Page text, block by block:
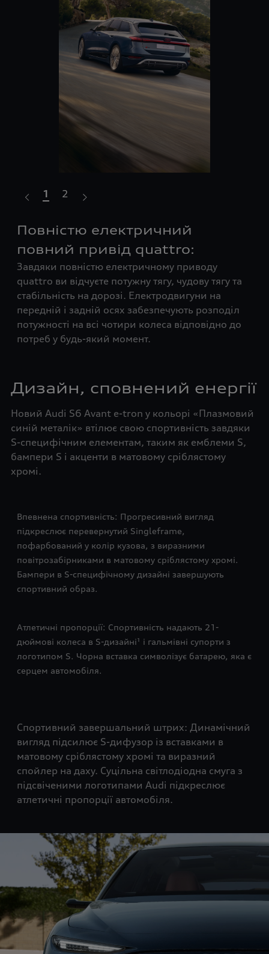
Повністю електричний
повний привід quattro:
Завдяки повністю електричному приводу
quattro ви відчуєте потужну тягу, чудову тягу та
стабільність на дорозі. Електродвигуни на
передній і задній осях забезпечують розподіл
потужності на всі чотири колеса відповідно до
потреб у будь-який момент.
1 2
Дизайн, сповнений енергії
Новий Audi S6 Avant e-tron у кольорі «Плазмовий
синій металік» втілює свою спортивність завдяки
S-специфічним елементам, таким як емблеми S,
бампери S і акценти в матовому сріблястому
хромі.
Впевнена спортивність: Прогресивний вигляд
підкреслює перевернутий Singleframe,
пофарбований у колір кузова, з виразними
повітрозабірниками в матовому сріблястому хромі.
Бампери в S-специфічному дизайні завершують
спортивний образ.
Атлетичні пропорції: Спортивність надають 21-
дюймові колеса в S-дизайні¹ і гальмівні супорти з
логотипом S. Чорна вставка символізує батарею, яка є
серцем автомобіля.
Спортивний завершальний штрих: Динамічний
вигляд підсилює S-дифузор із вставками в
матовому сріблястому хромі та виразний
спойлер на даху. Суцільна світлодіодна смуга з
підсвіченими логотипами Audi підкреслює
атлетичні пропорції автомобіля.